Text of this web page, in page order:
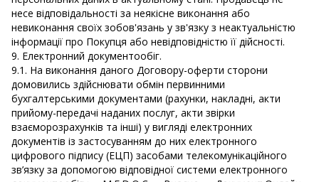
несе відповідальності за неякісне виконання або
невиконання своїх зобов'язань у зв'язку з неактуальністю
інформації про Покупця або невідповідністю її дійсності.
9. Електронний документообіг.
9.1. На виконання даного Договору-оферти сторони
домовились здійснювати обмін первинними
бухгалтерськими документами (рахунки, накладні, акти
прийому-передачі наданих послуг, акти звірки
взаєморозрахунків та інші) у вигляді електронних
документів із застосуванням до них електронного
цифрового підпису (ЕЦП) засобами телекомунікаційного
зв’язку за допомогою відповідної системи електронного